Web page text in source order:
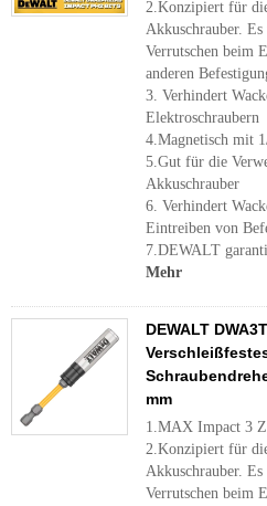
2.Konzipiert für
Akkuschrauber.
Verrutschen beim
anderen
3. Verhindert
Elektroschraubern
4.Magnetisch mit
5.Gut für die
Akkuschrauber
6. Verhindert
Eintreiben von
7.DEWALT
Mehr
DEWALT
mm
1.MAX Impact 3
2.Konzipiert für
Akkuschrauber.
Verrutschen beim